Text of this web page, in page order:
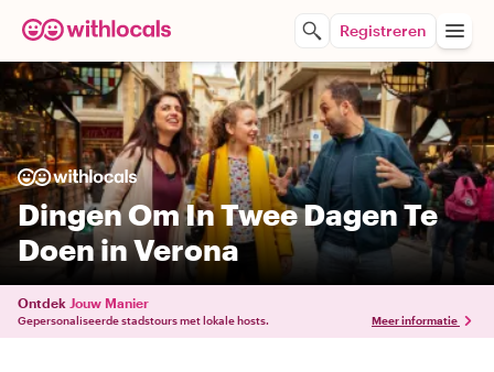
Registreren
Dingen Om In Twee Dagen Te
Doen in Verona
Ontdek Jouw Manier
Gepersonaliseerde stadstours met lokale hosts. Meer informatie